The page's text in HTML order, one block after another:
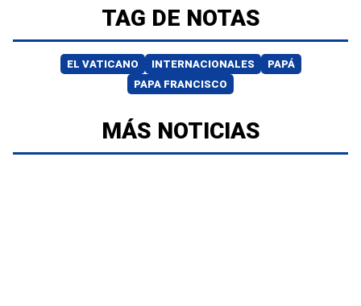
TAG DE NOTAS
EL VATICANO INTERNACIONALES
PAPÁ
PAPA FRANCISCO
MÁS NOTICIAS